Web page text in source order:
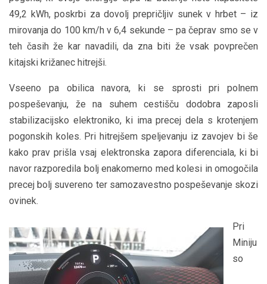
49,2 kWh, poskrbi za dovolj prepričljiv sunek v hrbet – iz
mirovanja do 100 km/h v 6,4 sekunde – pa čeprav smo se v
teh časih že kar navadili, da zna biti že vsak povprečen
kitajski križanec hitrejši.
Vseeno pa obilica navora, ki se sprosti pri polnem
pospeševanju, že na suhem cestišču dodobra zaposli
stabilizacijsko elektroniko, ki ima precej dela s krotenjem
pogonskih koles. Pri hitrejšem speljevanju iz zavojev bi še
kako prav prišla vsaj elektronska zapora diferenciala, ki bi
navor razporedila bolj enakomerno med kolesi in omogočila
precej bolj suvereno ter samozavestno pospeševanje skozi
ovinek.
Pri
Miniju
so